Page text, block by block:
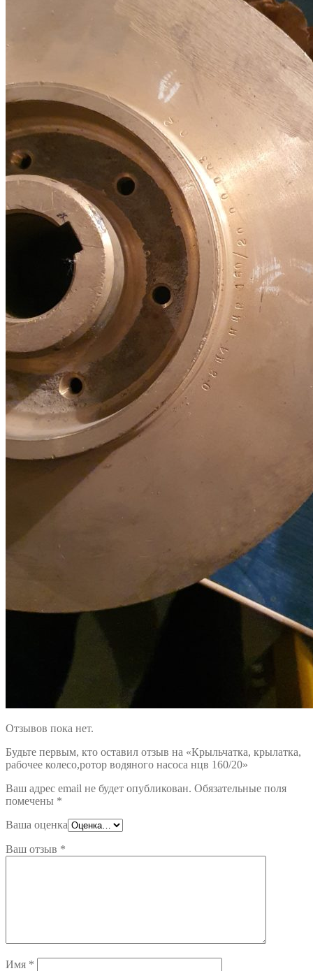
Отзывов пока нет.
Будьте первым, кто оставил отзыв на «Крыльчатка, крылатка,
рабочее колесо,ротор водяного насоса нцв 160/20»
Ваш адрес email не будет опубликован. Обязательные поля
помечены *
Ваша оценка
Ваш отзыв *
Имя *